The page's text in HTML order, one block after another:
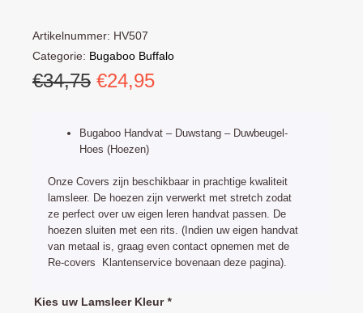
Artikelnummer: HV507
Categorie: Bugaboo Buffalo
€34,75 Oorspronkelijke
was:
€34,75.
€24,95Huidige
is:
Bugaboo Handvat – Duwstang – Duwbeugel-
Hoes (Hoezen)
Onze Covers zijn beschikbaar in prachtige kwaliteit
lamsleer. De hoezen zijn verwerkt met stretch zodat
ze perfect over uw eigen leren handvat passen. De
hoezen sluiten met een rits. (Indien uw eigen handvat
van metaal is, graag even contact opnemen met de
Re-covers Klantenservice bovenaan deze pagina).
Kies uw Lamsleer Kleur *
Bugaboo